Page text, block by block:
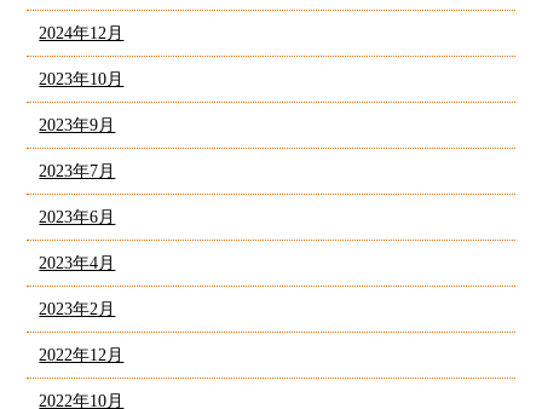
2024年12月
2023年10月
2023年9月
2023年7月
2023年6月
2023年4月
2023年2月
2022年12月
2022年10月